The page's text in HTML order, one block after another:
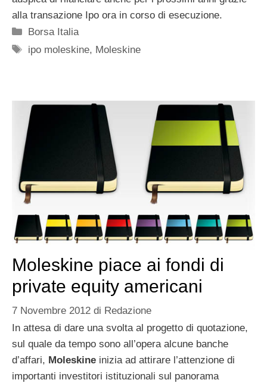
alla transazione Ipo ora in corso di esecuzione.
Categorie
Borsa Italia
Tag
ipo moleskine, Moleskine
Moleskine piace ai fondi di
private equity americani
7 Novembre 2012 di Redazione
In attesa di dare una svolta al progetto di quotazione,
sul quale da tempo sono all’opera alcune banche
d’affari, Moleskine inizia ad attirare l’attenzione di
importanti investitori istituzionali sul panorama